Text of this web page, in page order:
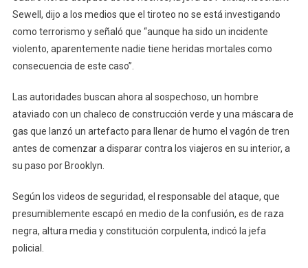
Sewell, dijo a los medios que el tiroteo no se está investigando
como terrorismo y señaló que “aunque ha sido un incidente
violento, aparentemente nadie tiene heridas mortales como
consecuencia de este caso”.
Las autoridades buscan ahora al sospechoso, un hombre
ataviado con un chaleco de construcción verde y una máscara de
gas que lanzó un artefacto para llenar de humo el vagón de tren
antes de comenzar a disparar contra los viajeros en su interior, a
su paso por Brooklyn.
Según los videos de seguridad, el responsable del ataque, que
presumiblemente escapó en medio de la confusión, es de raza
negra, altura media y constitución corpulenta, indicó la jefa
policial.